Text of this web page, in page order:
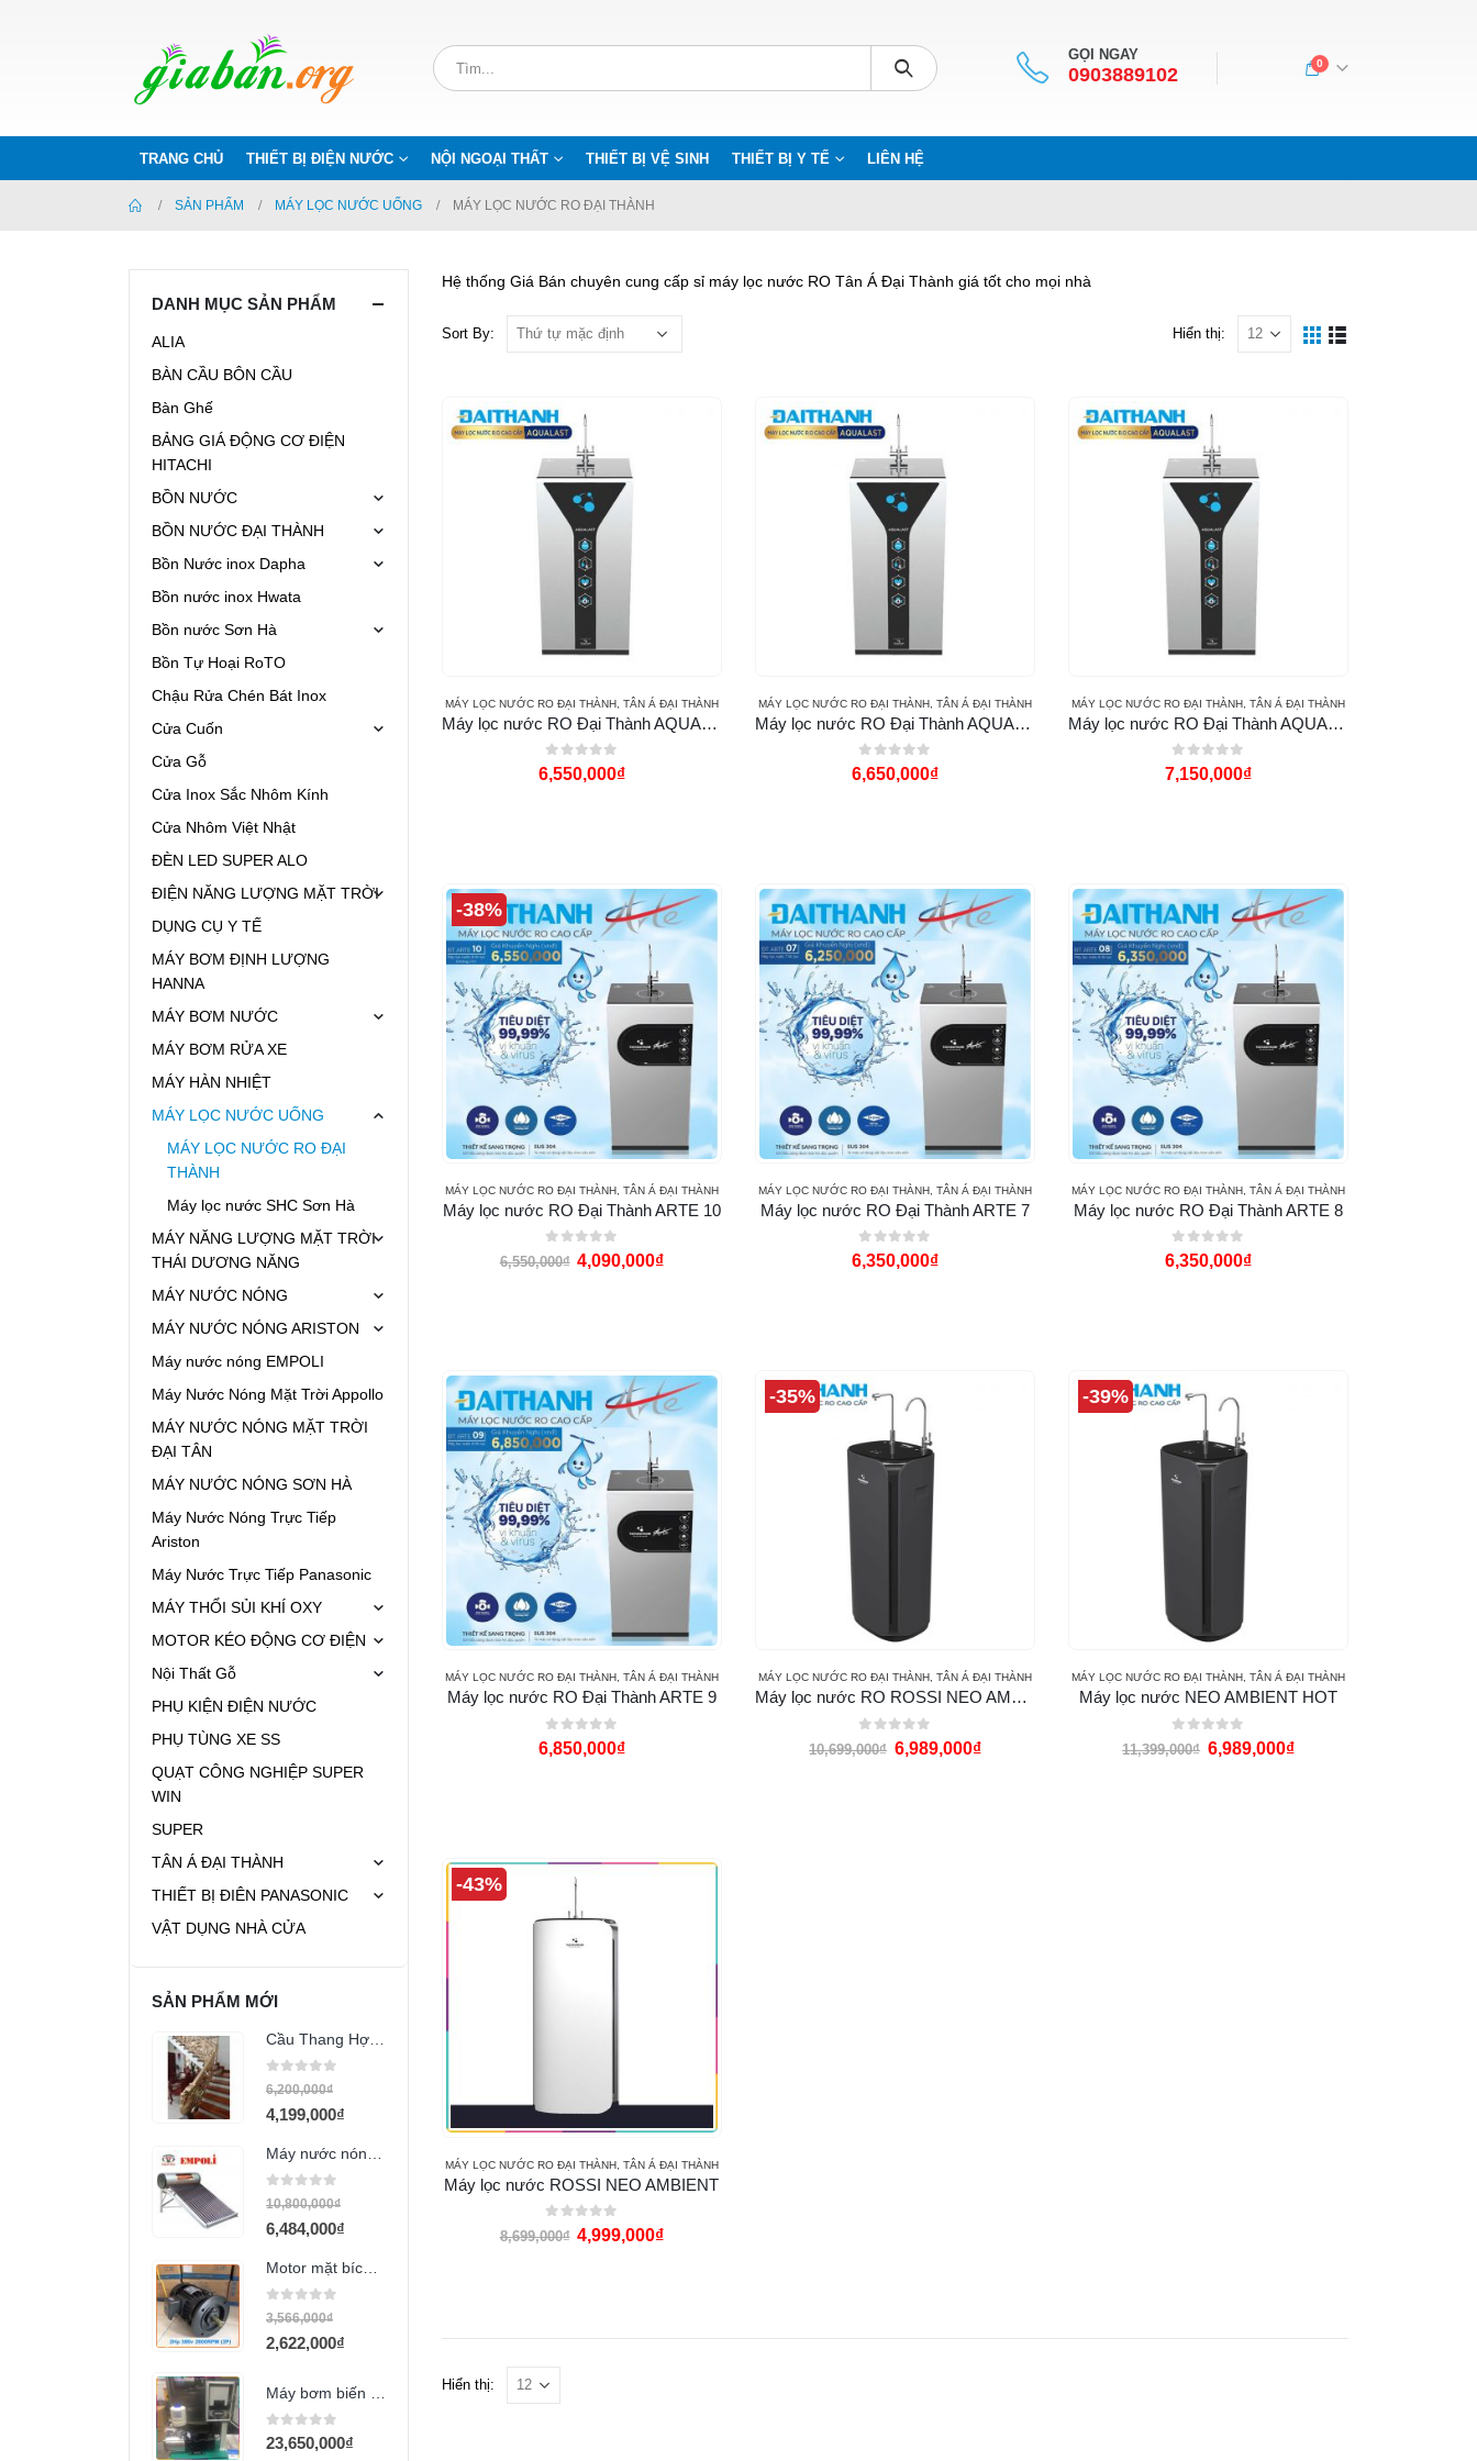
GỌI NGAY
0903889102
0
TRANG CHỦ THIẾT BỊ ĐIỆN NƯỚC NỘI NGOẠI THẤT THIẾT BỊ VỆ SINH THIẾT BỊ Y TẾ LIÊN HỆ
SẢN PHẨM MÁY LỌC NƯỚC UỐNG MÁY LỌC NƯỚC RO ĐẠI THÀNH
Hệ thống Giá Bán chuyên cung cấp sỉ máy lọc nước RO Tân Á Đại Thành giá tốt cho mọi nhà
Sort By: Hiển thị:
MÁY LỌC NƯỚC RO ĐẠI THÀNH, TÂN Á ĐẠI THÀNH
Máy lọc nước RO Đại Thành AQUALAST 7 cấp
0 out of 5
6,550,000₫
MÁY LỌC NƯỚC RO ĐẠI THÀNH, TÂN Á ĐẠI THÀNH
Máy lọc nước RO Đại Thành AQUALAST 8 cấp
0 out of 5
6,650,000₫
MÁY LỌC NƯỚC RO ĐẠI THÀNH, TÂN Á ĐẠI THÀNH
Máy lọc nước RO Đại Thành AQUALAST 9 cấp
0 out of 5
7,150,000₫
-38%
MÁY LỌC NƯỚC RO ĐẠI THÀNH, TÂN Á ĐẠI THÀNH
Máy lọc nước RO Đại Thành ARTE 10
0out of 5
6,550,000₫ 4,090,000₫
MÁY LỌC NƯỚC RO ĐẠI THÀNH, TÂN Á ĐẠI THÀNH
Máy lọc nước RO Đại Thành ARTE 7
0out of 5
6,350,000₫
MÁY LỌC NƯỚC RO ĐẠI THÀNH, TÂN Á ĐẠI THÀNH
Máy lọc nước RO Đại Thành ARTE 8
0out of 5
6,350,000₫
MÁY LỌC NƯỚC RO ĐẠI THÀNH, TÂN Á ĐẠI THÀNH
Máy lọc nước RO Đại Thành ARTE 9
0 out of 5
6,850,000₫
-35%
MÁY LỌC NƯỚC RO ĐẠI THÀNH, TÂN Á ĐẠI THÀNH
Máy lọc nước RO ROSSI NEO AMBIENT – HOT
out of 5
10,699,000₫ 6,989,000₫
-39%
MÁY LỌC NƯỚC RO ĐẠI THÀNH, TÂN Á ĐẠI THÀNH
Máy lọc nước NEO AMBIENT HOT
out of 5
11,399,000₫ 6,989,000₫
-43%
MÁY LỌC NƯỚC RO ĐẠI THÀNH, TÂN Á ĐẠI THÀNH
Máy lọc nước ROSSI NEO AMBIENT
out of 5
8,699,000₫ 4,999,000₫
Hiển thị:
DANH MỤC SẢN PHẨM
ALIA
BÀN CẦU BÔN CẦU
Bàn Ghế
BẢNG GIÁ ĐỘNG CƠ ĐIỆN
HITACHI
BỒN NƯỚC
BỒN NƯỚC ĐẠI THÀNH
Bồn Nước inox Dapha
Bồn nước inox Hwata
Bồn nước Sơn Hà
Bồn Tự Hoại RoTO
Chậu Rửa Chén Bát Inox
Cửa Cuốn
Cửa Gỗ
Cửa Inox Sắc Nhôm Kính
Cửa Nhôm Việt Nhật
ĐÈN LED SUPER ALO
ĐIỆN NĂNG LƯỢNG MẶT TRỜI
DỤNG CỤ Y TẾ
MÁY BƠM ĐỊNH LƯỢNG
HANNA
MÁY BƠM NƯỚC
MÁY BƠM RỬA XE
MÁY HÀN NHIỆT
MÁY LỌC NƯỚC UỐNG
MÁY LỌC NƯỚC RO ĐẠI
THÀNH
Máy lọc nước SHC Sơn Hà
MÁY NĂNG LƯỢNG MẶT TRỜI
THÁI DƯƠNG NĂNG
MÁY NƯỚC NÓNG
MÁY NƯỚC NÓNG ARISTON
Máy nước nóng EMPOLI
Máy Nước Nóng Mặt Trời Appollo
MÁY NƯỚC NÓNG MẶT TRỜI
ĐẠI TÂN
MÁY NƯỚC NÓNG SƠN HÀ
Máy Nước Nóng Trực Tiếp
Ariston
Máy Nước Trực Tiếp Panasonic
MÁY THỔI SỦI KHÍ OXY
MOTOR KÉO ĐỘNG CƠ ĐIỆN
Nội Thất Gỗ
PHỤ KIỆN ĐIỆN NƯỚC
PHỤ TÙNG XE SS
QUẠT CÔNG NGHIỆP SUPER
WIN
SUPER
TÂN Á ĐẠI THÀNH
THIẾT BỊ ĐIÊN PANASONIC
VẬT DỤNG NHÀ CỬA
SẢN PHẨM MỚI
Cầu Thang Hợp Kim
0 out of 5
6,200,000₫
4,199,000₫
Máy nước nóng mặt trời Empoli 190l PVDF
0 out of 5
10,800,000₫
6,484,000₫
Motor mặt bích VTC 2Hp 380v (2P tua 2800 RPM)
0 out of 5
3,566,000₫
2,622,000₫
0out of 5
23,650,000₫